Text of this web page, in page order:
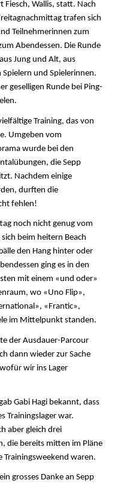
Fiesch, Wallis, statt. Nach
trafen sich
Teilnehmerinnen zum
Abendessen. Die Runde
Jung und Alt, aus
und Spielerinnen.
geselligen Runde bei Ping-
Training, das von
Umgeben vom
wurde bei den
die Sepp
Nachdem einige
durften die
fehlen!
noch nicht genug vom
beim heitern Beach
den Hang hinter oder
ging es in den
mit einem «und oder»
wo «Uno Flip»,
«Frantic»,
im Mittelpunkt standen.
der Ausdauer-Parcour
dann wieder zur Sache
wir ins Lager
Gabi Hagi bekannt, dass
Trainingslager war.
aber gleich drei
die bereits mitten im Pläne
Trainingsweekend waren.
grosses Danke an Sepp